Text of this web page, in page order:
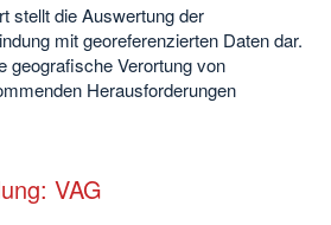
stellt die Auswertung der
mit georeferenzierten Daten dar.
geografische Verortung von
Herausforderungen
VAG